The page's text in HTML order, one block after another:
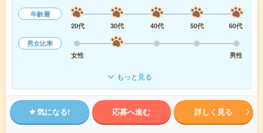
年齢層
20代
30代 40代 50代
60代
男女比率
女性
男性
もっと見る
気になる! 応募へ進む 詳しく見る